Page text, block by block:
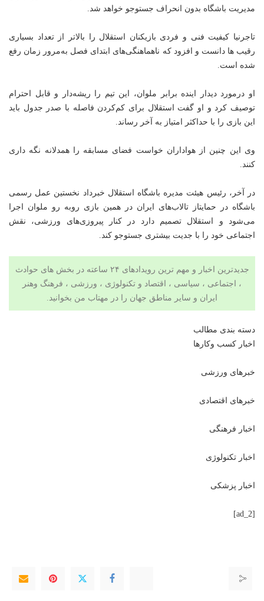
مدیریت باشگاه بدون انحراف جستوجو خواهد شد.
تاجرنیا کیفیت فنی و فردی بازیکنان استقلال را بالاتر از تعداد بسیاری
رقیب ها دانست و افزود که ناهماهنگی‌های ابتدای فصل به‌مرور زمان رفع
شده است.
او درمورد دیدار اینده برابر ملوان، این تیم را ریشه‌دار و قابل احترام
توصیف کرد و او گفت استقلال برای کم‌کردن فاصله با صدر جدول باید
این بازی را با حداکثر امتیاز به آخر رساند.
وی این چنین از هواداران خواست فضای مسابقه را همدلانه نگه داری
کنند.
در آخر، رئیس هیئت مدیره باشگاه استقلال خبرداد نخستین عمل رسمی
باشگاه در حمایتاز تالاب‌های ایران در همین بازی روبه رو ملوان اجرا
می‌شود و استقلال تصمیم دارد در کنار پیروزی‌های ورزشی، نقش
اجتماعی خود را با جدیت بیشتری جستوجو کند.
جدیدترین اخبار و مهم ترین رویدادهای ۲۴ ساعته در بخش های حوادث
، اجتماعی ، سیاسی ، اقتصاد و تکنولوژی ، ورزشی ، فرهنگ وهنر
ایران و سایر مناطق جهان را در مهتاب من بخوانید.
دسته بندی مطالب
اخبار کسب وکارها
خبرهای ورزشی
خبرهای اقتصادی
اخبار فرهنگی
اخبار تکنولوژی
اخبار پزشکی
[ad_2]